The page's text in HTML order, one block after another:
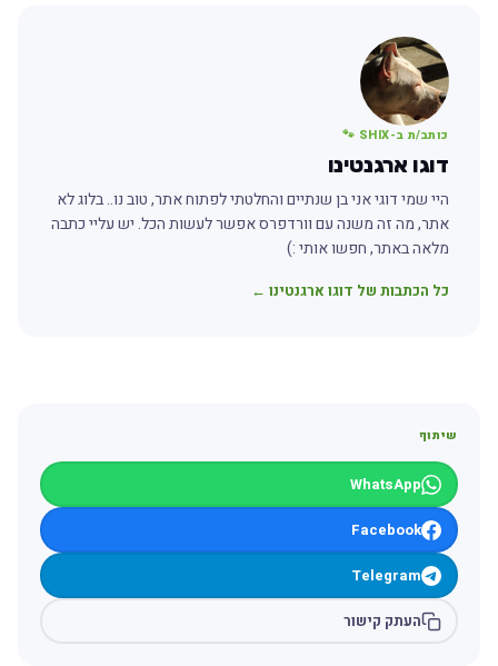
כותב/ת ב-SHIX 🐾
דוגו ארגנטינו
היי שמי דוגי אני בן שנתיים והחלטתי לפתוח אתר, טוב נו.. בלוג לא
אתר, מה זה משנה עם וורדפרס אפשר לעשות הכל. יש עליי כתבה
מלאה באתר, חפשו אותי :)
כל הכתבות של דוגו ארגנטינו ←
שיתוף
WhatsApp
Facebook
Telegram
העתק קישור